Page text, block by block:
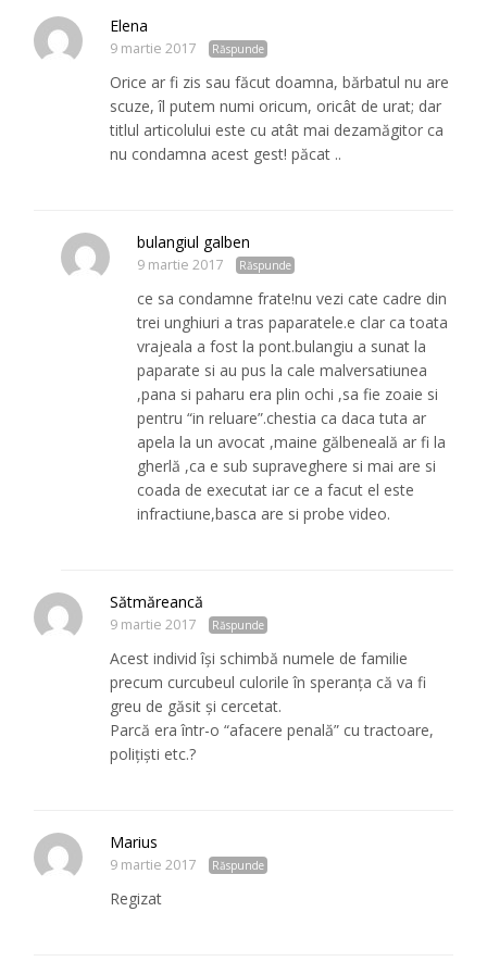
Elena
9 martie 2017 Răspunde
Orice ar fi zis sau făcut doamna, bărbatul nu are
scuze, îl putem numi oricum, oricât de urat; dar
titlul articolului este cu atât mai dezamăgitor ca
nu condamna acest gest! păcat ..
bulangiul galben
9 martie 2017 Răspunde
ce sa condamne frate!nu vezi cate cadre din
trei unghiuri a tras paparatele.e clar ca toata
vrajeala a fost la pont.bulangiu a sunat la
paparate si au pus la cale malversatiunea
,pana si paharu era plin ochi ,sa fie zoaie si
pentru “in reluare”.chestia ca daca tuta ar
apela la un avocat ,maine gălbeneală ar fi la
gherlă ,ca e sub supraveghere si mai are si
coada de executat iar ce a facut el este
infractiune,basca are si probe video.
Sătmăreancă
9 martie 2017 Răspunde
Acest individ își schimbă numele de familie
precum curcubeul culorile în speranța că va fi
greu de găsit și cercetat.
Parcă era într-o “afacere penală” cu tractoare,
polițiști etc.?
Marius
9 martie 2017 Răspunde
Regizat